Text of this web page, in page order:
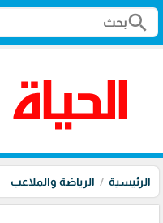
search
الرئيسية الرياضة والملاعب